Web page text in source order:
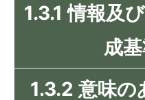
1.3.1 情報及
成
1.3.2 意味の